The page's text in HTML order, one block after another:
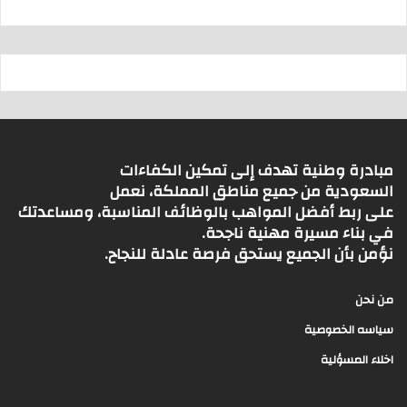
مبادرة وطنية تهدف إلى تمكين الكفاءات
السعودية من جميع مناطق المملكة، نعمل
على ربط أفضل المواهب بالوظائف المناسبة، ومساعدتك
في بناء مسيرة مهنية ناجحة.
نؤمن بأن الجميع يستحق فرصة عادلة للنجاح.
من نحن
سياسه الخصوصية
اخلاء المسؤلية